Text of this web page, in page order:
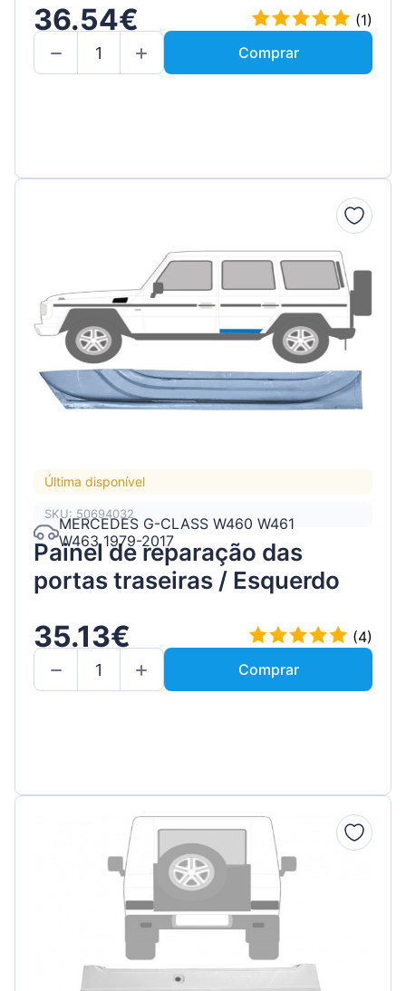
36.54€
(1)
Comprar
Última disponível
SKU: 50694032
MERCEDES G-CLASS W460 W461
W463 1979-2017
Painel de reparação das
portas traseiras / Esquerdo
35.13€
(4)
Comprar